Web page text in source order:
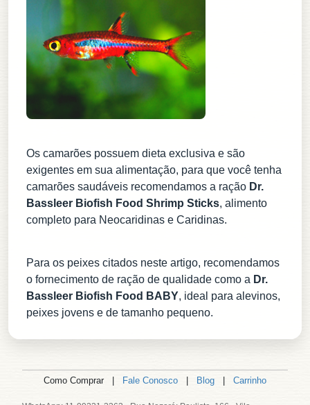
Os camarões possuem dieta exclusiva e são
exigentes em sua alimentação, para que você tenha
camarões saudáveis recomendamos a ração Dr.
Bassleer Biofish Food Shrimp Sticks, alimento
completo para Neocaridinas e Caridinas.
Para os peixes citados neste artigo, recomendamos
o fornecimento de ração de qualidade como a Dr.
Bassleer Biofish Food BABY, ideal para alevinos,
peixes jovens e de tamanho pequeno.
Como Comprar | Fale Conosco Blog Carrinho